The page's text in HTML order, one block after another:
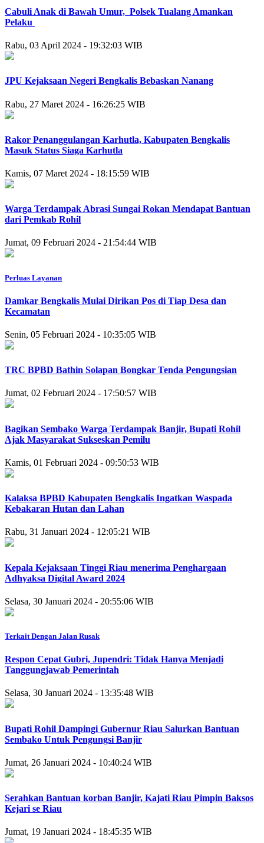
Cabuli Anak di Bawah Umur, Polsek Tualang Amankan
Pelaku
Rabu, 03 April 2024 - 19:32:03 WIB
JPU Kejaksaan Negeri Bengkalis Bebaskan Nanang
Rabu, 27 Maret 2024 - 16:26:25 WIB
Rakor Penanggulangan Karhutla, Kabupaten Bengkalis
Masuk Status Siaga Karhutla
Kamis, 07 Maret 2024 - 18:15:59 WIB
Warga Terdampak Abrasi Sungai Rokan Mendapat Bantuan
dari Pemkab Rohil
Jumat, 09 Februari 2024 - 21:54:44 WIB
Perluas Layanan
Damkar Bengkalis Mulai Dirikan Pos di Tiap Desa dan
Kecamatan
Senin, 05 Februari 2024 - 10:35:05 WIB
TRC BPBD Bathin Solapan Bongkar Tenda Pengungsian
Jumat, 02 Februari 2024 - 17:50:57 WIB
Bagikan Sembako Warga Terdampak Banjir, Bupati Rohil
Ajak Masyarakat Sukseskan Pemilu
Kamis, 01 Februari 2024 - 09:50:53 WIB
Kalaksa BPBD Kabupaten Bengkalis Ingatkan Waspada
Kebakaran Hutan dan Lahan
Rabu, 31 Januari 2024 - 12:05:21 WIB
Kepala Kejaksaan Tinggi Riau menerima Penghargaan
Adhyaksa Digital Award 2024
Selasa, 30 Januari 2024 - 20:55:06 WIB
Terkait Dengan Jalan Rusak
Respon Cepat Gubri, Jupendri: Tidak Hanya Menjadi
Tanggungjawab Pemerintah
Selasa, 30 Januari 2024 - 13:35:48 WIB
Bupati Rohil Dampingi Gubernur Riau Salurkan Bantuan
Sembako Untuk Pengungsi Banjir
Jumat, 26 Januari 2024 - 10:40:24 WIB
Serahkan Bantuan korban Banjir, Kajati Riau Pimpin Baksos
Kejari se Riau
Jumat, 19 Januari 2024 - 18:45:35 WIB